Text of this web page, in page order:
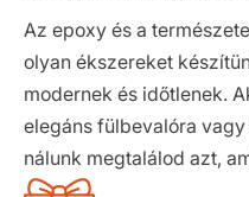
Az epoxy és a
olyan ékszereket
modernek és időtlenek.
elegáns fülbevalóra
nálunk megtalálod azt,